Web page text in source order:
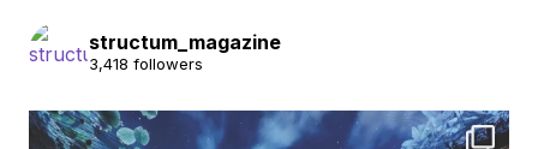
structum_magazine
3,418 followers